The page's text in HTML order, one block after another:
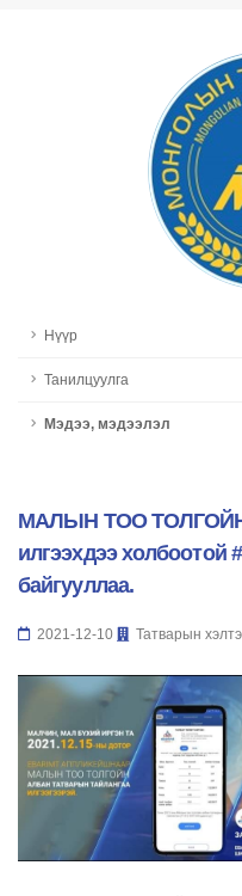
Нүүр
Танилцуулга
Мэдээ, мэдээлэл
МАЛЫН ТОО
илгээхдээ холбоотой
байгууллаа.
2021-12-10 Татварын